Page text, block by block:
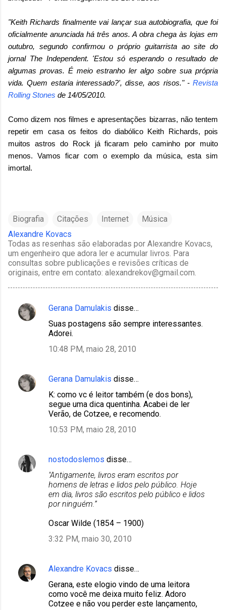
"Keith Richards finalmente vai lançar sua autobiografia, que foi
oficialmente anunciada há três anos. A obra chega às lojas em
outubro, segundo confirmou o próprio guitarrista ao site do
jornal The Independent. 'Estou só esperando o resultado de
algumas provas. É meio estranho ler algo sobre sua própria
vida. Quem estaria interessado?', disse, aos risos." - Revista
Rolling Stones de 14/05/2010.
Como dizem nos filmes e apresentações bizarras, não tentem
repetir em casa os feitos do diabólico Keith Richards, pois
muitos astros do Rock já ficaram pelo caminho por muito
menos. Vamos ficar com o exemplo da música, esta sim
imortal.
Biografia Citações Internet
Música
Alexandre Kovacs
Todas as resenhas são elaboradas por Alexandre Kovacs,
um engenheiro que adora ler e acumular livros. Para
consultas sobre publicações e revisões críticas de
originais, entre em contato: alexandrekov@gmail.com.
C
t
s
Gerana Damulakis disse…
Suas postagens são sempre interessantes.
Adorei.
10:48 PM, maio 28, 2010
Gerana Damulakis disse…
K: como vc é leitor também (e dos bons),
segue uma dica quentinha. Acabei de ler
Verão, de Cotzee, e recomendo.
10:53 PM, maio 28, 2010
nostodoslemos disse…
"Antigamente, livros eram escritos por
homens de letras e lidos pelo público. Hoje
em dia, livros são escritos pelo público e lidos
por ninguém.”
Oscar Wilde (1854 – 1900)
3:32 PM, maio 30, 2010
Alexandre Kovacs disse…
Gerana, este elogio vindo de uma leitora
como você me deixa muito feliz. Adoro
Cotzee e não vou perder este lançamento,